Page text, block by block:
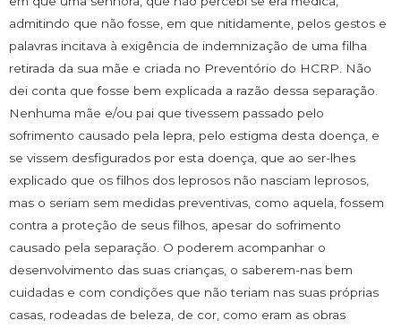
admitindo que não fosse, em que nitidamente, pelos gestos e
palavras incitava à exigência de indemnização de uma filha
retirada da sua mãe e criada no Preventório do HCRP. Não
dei conta que fosse bem explicada a razão dessa separação.
Nenhuma mãe e/ou pai que tivessem passado pelo
sofrimento causado pela lepra, pelo estigma desta doença, e
se vissem desfigurados por esta doença, que ao ser-lhes
explicado que os filhos dos leprosos não nasciam leprosos,
mas o seriam sem medidas preventivas, como aquela, fossem
contra a proteção de seus filhos, apesar do sofrimento
causado pela separação. O poderem acompanhar o
desenvolvimento das suas crianças, o saberem-nas bem
cuidadas e com condições que não teriam nas suas próprias
casas, rodeadas de beleza, de cor, como eram as obras